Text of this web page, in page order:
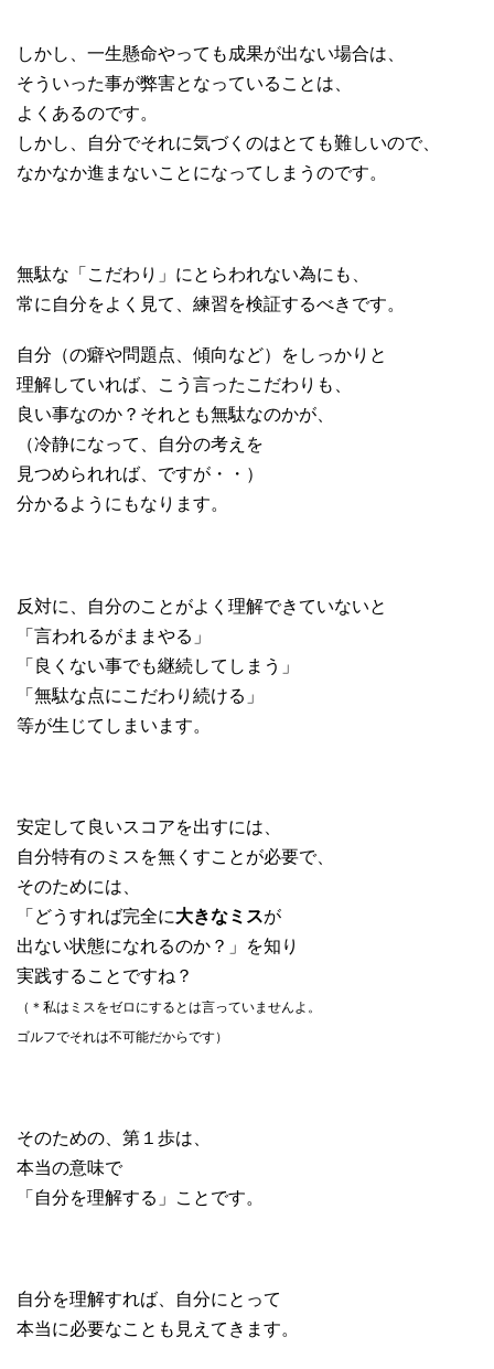
しかし、一生懸命やっても成果が出ない場合は、
そういった事が弊害となっていることは、
よくあるのです。
しかし、自分でそれに気づくのはとても難しいので、
なかなか進まないことになってしまうのです。
無駄な「こだわり」にとらわれない為にも、
常に自分をよく見て、練習を検証するべきです。
自分（の癖や問題点、傾向など）をしっかりと
理解していれば、こう言ったこだわりも、
良い事なのか？それとも無駄なのかが、
（冷静になって、自分の考えを
見つめられれば、ですが・・）
分かるようにもなります。
反対に、自分のことがよく理解できていないと
「言われるがままやる」
「良くない事でも継続してしまう」
「無駄な点にこだわり続ける」
等が生じてしまいます。
安定して良いスコアを出すには、
自分特有のミスを無くすことが必要で、
そのためには、
「どうすれば完全に大きなミスが
出ない状態になれるのか？」を知り
実践することですね？
（＊私はミスをゼロにするとは言っていませんよ。
ゴルフでそれは不可能だからです）
そのための、第１歩は、
本当の意味で
「自分を理解する」ことです。
自分を理解すれば、自分にとって
本当に必要なことも見えてきます。